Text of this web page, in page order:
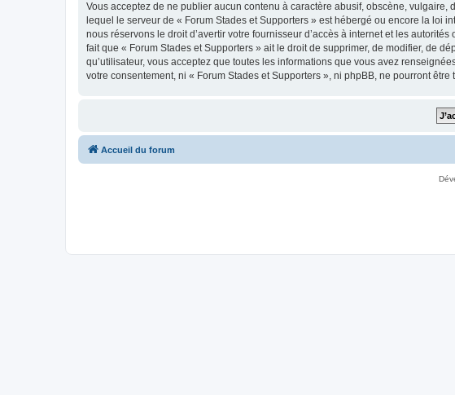
Vous acceptez de ne publier aucun contenu à caractère abusif, obscène,
lequel le serveur de « Forum Stades et Supporters » est hébergé ou encore la loi
nous réservons le droit d’avertir votre fournisseur d’accès à internet et les
fait que « Forum Stades et Supporters » ait le droit de supprimer, de modifier, de
qu’utilisateur, vous acceptez que toutes les informations que vous avez
votre consentement, ni « Forum Stades et Supporters », ni phpBB, ne pourront
Accueil du forum